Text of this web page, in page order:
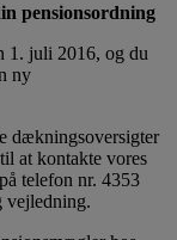
pensionsordning
1. juli 2016, og du
ny
dækningsoversigter
at kontakte vores
telefon nr. 4353
vejledning.